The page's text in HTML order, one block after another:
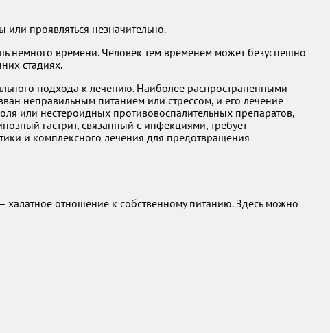
или проявляться незначительно.
немного времени. Человек тем временем может безуспешно
стадиях.
подхода к лечению. Наиболее распространенными
неправильным питанием или стрессом, и его лечение
или нестероидных противовоспалительных препаратов,
гастрит, связанный с инфекциями, требует
и комплексного лечения для предотвращения
халатное отношение к собственному питанию. Здесь можно